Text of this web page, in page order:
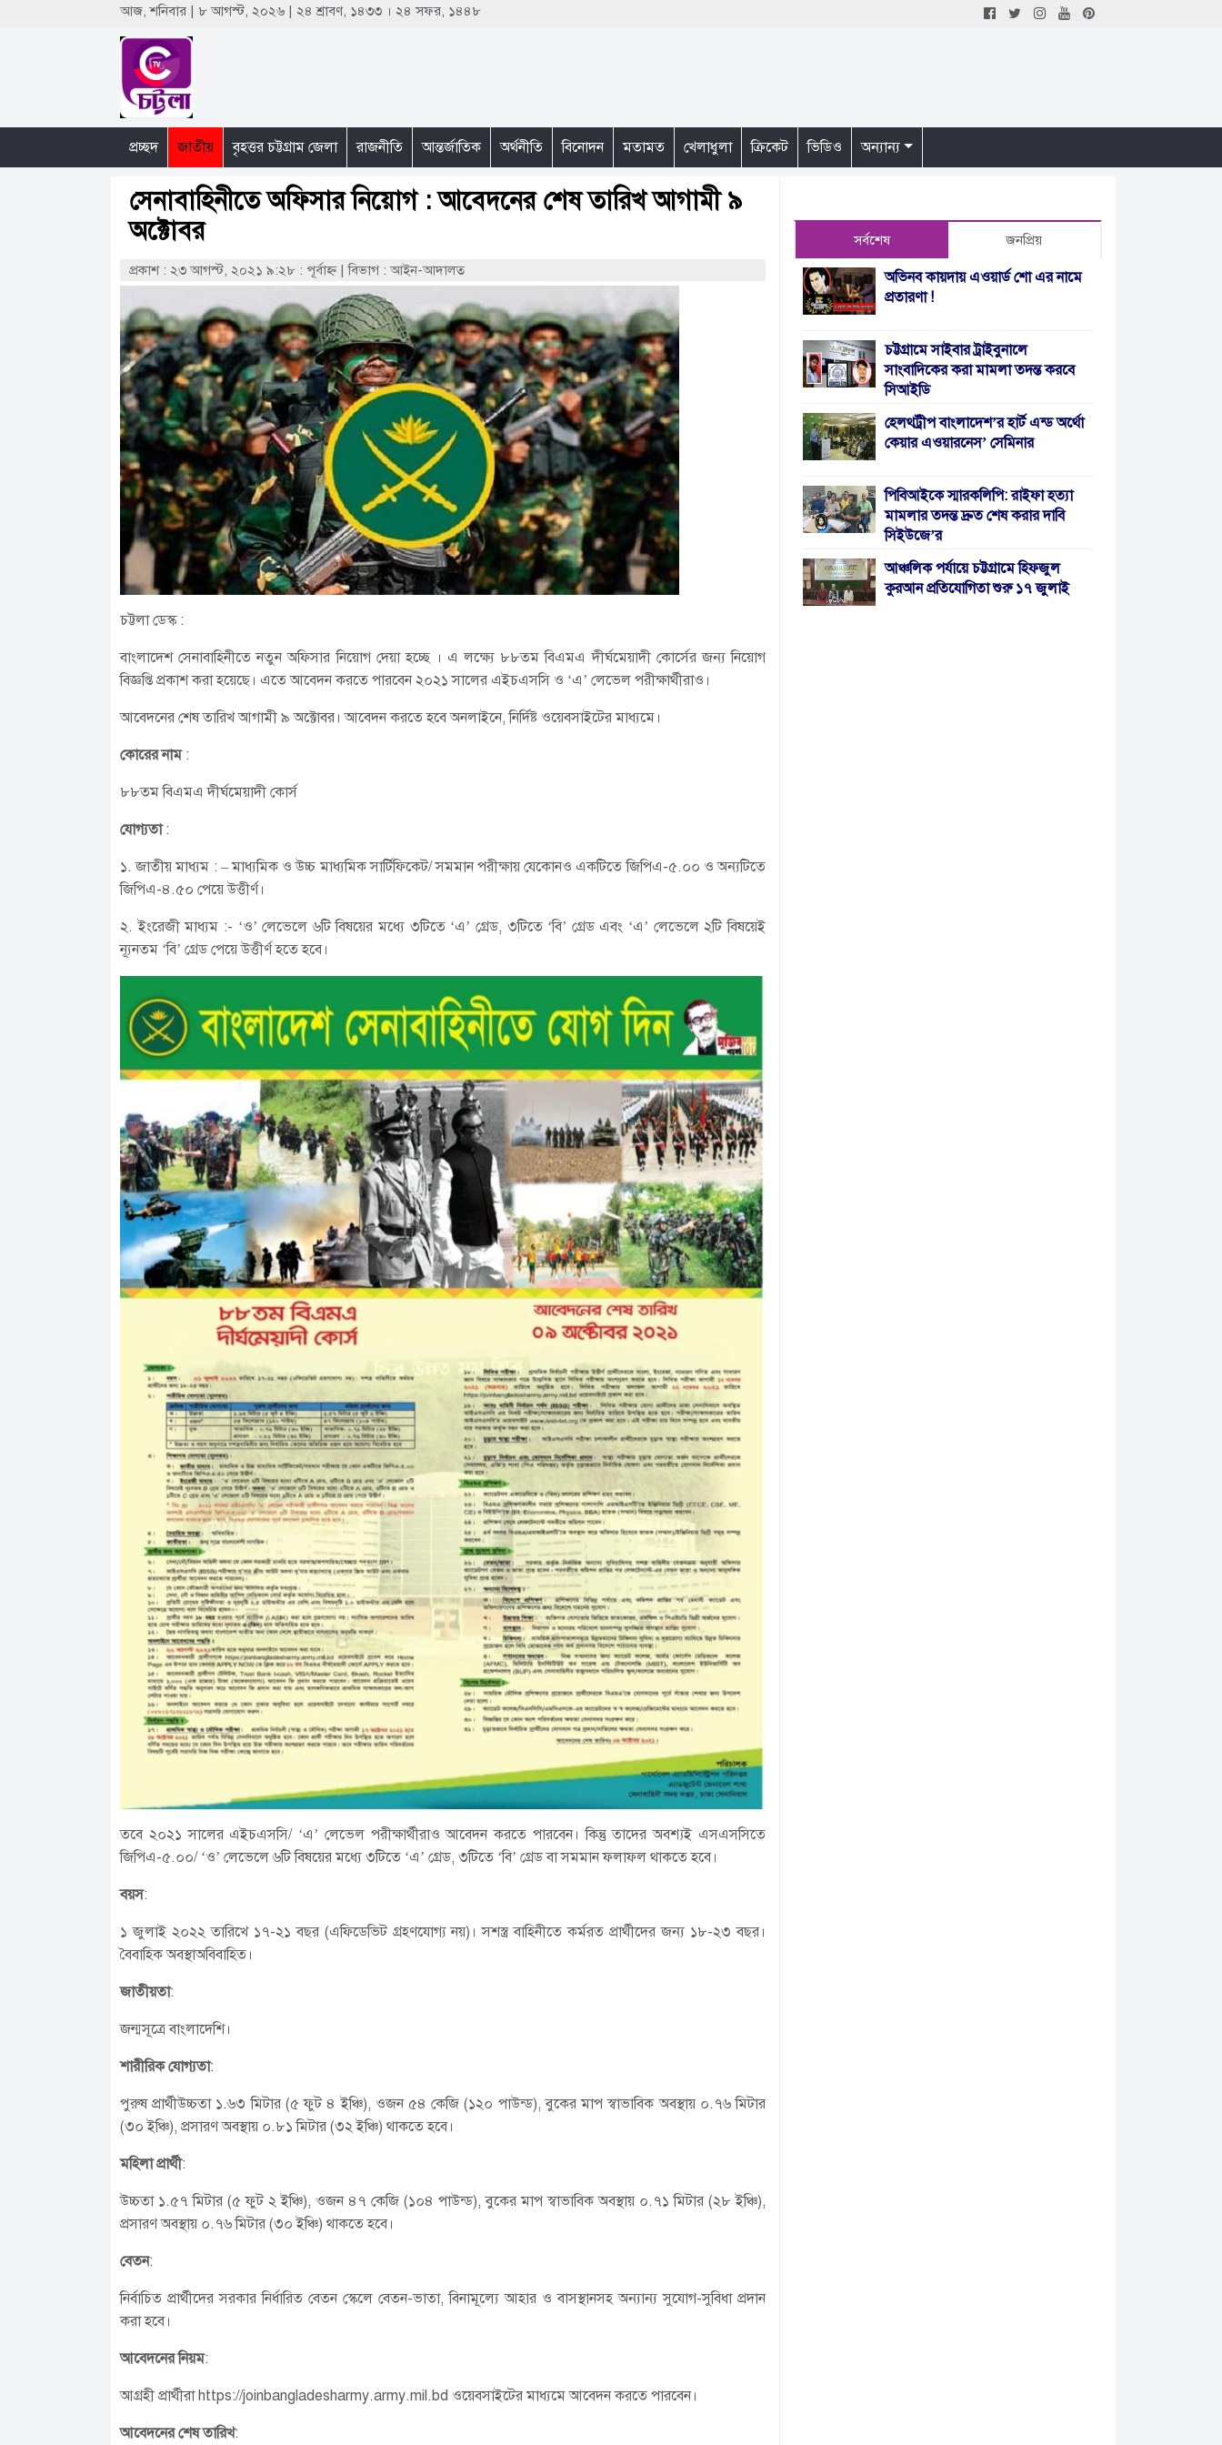
আজ, শনিবার | ৮ আগস্ট, ২০২৬ | ২৪ শ্রাবণ, ১৪৩৩ । ২৪ সফর, ১৪৪৮
প্রচ্ছদ জাতীয় বৃহত্তর চট্টগ্রাম জেলা রাজনীতি আন্তর্জাতিক অর্থনীতি বিনোদন মতামত খেলাধুলা ক্রিকেট ভিডিও অন্যান্য
সেনাবাহিনীতে অফিসার নিয়োগ : আবেদনের শেষ তারিখ আগামী ৯
অক্টোবর
প্রকাশ : ২৩ আগস্ট, ২০২১ ৯:২৮ : পূর্বাহ্ণ |বিভাগ : আইন-আদালত
চট্টলা ডেস্ক :
বাংলাদেশ সেনাবাহিনীতে নতুন অফিসার নিয়োগ দেয়া হচ্ছে । এ লক্ষ্যে ৮৮তম বিএমএ দীর্ঘমেয়াদী কোর্সের জন্য নিয়োগ
বিজ্ঞপ্তি প্রকাশ করা হয়েছে। এতে আবেদন করতে পারবেন ২০২১ সালের এইচএসসি ও ‘এ’ লেভেল পরীক্ষার্থীরাও।
আবেদনের শেষ তারিখ আগামী ৯ অক্টোবর। আবেদন করতে হবে অনলাইনে,নির্দিষ্ট ওয়েবসাইটেরমাধ্যমে।
কোরের নাম:
৮৮তম বিএমএ দীর্ঘমেয়াদী কোর্স
যোগ্যতা:
১. জাতীয় মাধ্যম : – মাধ্যমিক ও উচ্চ মাধ্যমিক সার্টিফিকেট/ সমমান পরীক্ষায় যেকোনও একটিতে জিপিএ-৫.০০ ও অন্যটিতে
জিপিএ-৪.৫০ পেয়ে উত্তীর্ণ।
২. ইংরেজী মাধ্যম :- ‘ও’ লেভেলে ৬টি বিষয়ের মধ্যে ৩টিতে ‘এ’ গ্রেড, ৩টিতে ‘বি’ গ্রেড এবং ‘এ’ লেভেলে ২টি বিষয়েই
ন্যূনতম ‘বি’ গ্রেড পেয়ে উত্তীর্ণ হতে হবে।
তবে ২০২১ সালের এইচএসসি/ ‘এ’ লেভেল পরীক্ষার্থীরাও আবেদন করতে পারবেন। কিন্তু তাদের অবশ্যই এসএসসিতে
জিপিএ-৫.০০/ ‘ও’ লেভেলে ৬টি বিষয়ের মধ্যে ৩টিতে ‘এ’ গ্রেড, ৩টিতে ‘বি’ গ্রেড বা সমমান ফলাফল থাকতে হবে।
বয়স:
১ জুলাই ২০২২ তারিখে ১৭-২১ বছর (এফিডেভিট গ্রহণযোগ্য নয়)। সশস্ত্র বাহিনীতে কর্মরত প্রার্থীদের জন্য ১৮-২৩ বছর।
বৈবাহিক অবস্থাঅবিবাহিত।
জাতীয়তা:
জন্মসূত্রে বাংলাদেশি।
শারীরিক যোগ্যতা:
পুরুষ প্রার্থীউচ্চতা ১.৬৩ মিটার (৫ ফুট ৪ ইঞ্চি), ওজন ৫৪ কেজি (১২০ পাউন্ড), বুকের মাপ স্বাভাবিক অবস্থায় ০.৭৬ মিটার
(৩০ ইঞ্চি), প্রসারণ অবস্থায় ০.৮১ মিটার (৩২ ইঞ্চি) থাকতে হবে।
মহিলা প্রার্থী:
উচ্চতা ১.৫৭ মিটার (৫ ফুট ২ ইঞ্চি), ওজন ৪৭ কেজি (১০৪ পাউন্ড), বুকের মাপ স্বাভাবিক অবস্থায় ০.৭১ মিটার (২৮ ইঞ্চি),
প্রসারণ অবস্থায় ০.৭৬ মিটার (৩০ ইঞ্চি) থাকতে হবে।
বেতন:
নির্বাচিত প্রার্থীদের সরকার নির্ধারিত বেতন স্কেলে বেতন-ভাতা, বিনামূল্যে আহার ও বাসস্থানসহ অন্যান্য সুযোগ-সুবিধা প্রদান
করা হবে।
আবেদনের নিয়ম:
আগ্রহী প্রার্থীরা https://joinbangladesharmy.army.mil.bd ওয়েবসাইটের মাধ্যমে আবেদন করতে পারবেন।
আবেদনের শেষ তারিখ:
সর্বশেষ জনপ্রিয়
অভিনব কায়দায় এওয়ার্ড শো এর নামে
প্রতারণা !
চট্টগ্রামে সাইবার ট্রাইবুনালে
সাংবাদিকের করা মামলা তদন্ত করবে
সিআইডি
হেলথট্রীপ বাংলাদেশ’র হার্ট এন্ড অর্থো
কেয়ার এওয়ারনেস’ সেমিনার
পিবিআইকে স্মারকলিপি: রাইফা হত্যা
মামলার তদন্ত দ্রুত শেষ করার দাবি
সিইউজে’র
আঞ্চলিক পর্যায়ে চট্টগ্রামে হিফজুল
কুরআন প্রতিযোগিতা শুরু ১৭ জুলাই